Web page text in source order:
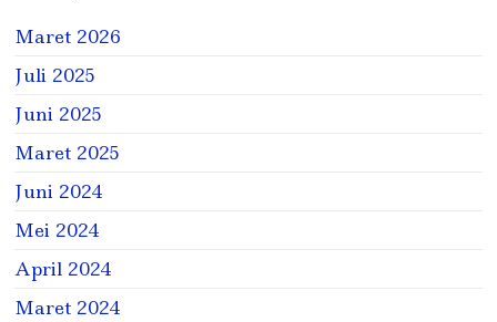
Maret 2026
Juli 2025
Juni 2025
Maret 2025
Juni 2024
Mei 2024
April 2024
Maret 2024